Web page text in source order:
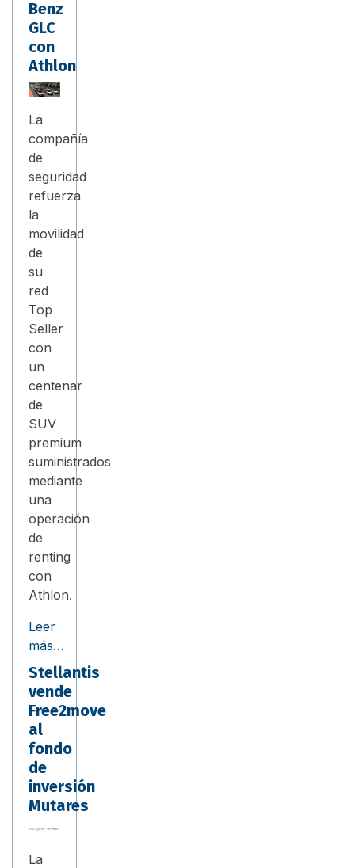
Benz
GLC
con
Athlon
La
compañía
de
seguridad
refuerza
la
movilidad
de
su
red
Top
Seller
con
un
centenar
de
SUV
premium
suministrados
mediante
una
operación
de
renting
con
Athlon.
Leer
más…
Stellantis
vende
Free2move
al
fondo
de
inversión
Mutares
La